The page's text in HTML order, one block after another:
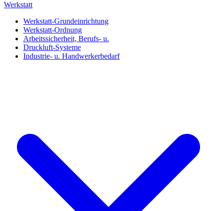
Werkstatt
Werkstatt-Grundeinrichtung
Werkstatt-Ordnung
Arbeitssicherheit, Berufs- u.
Druckluft-Systeme
Industrie- u. Handwerkerbedarf